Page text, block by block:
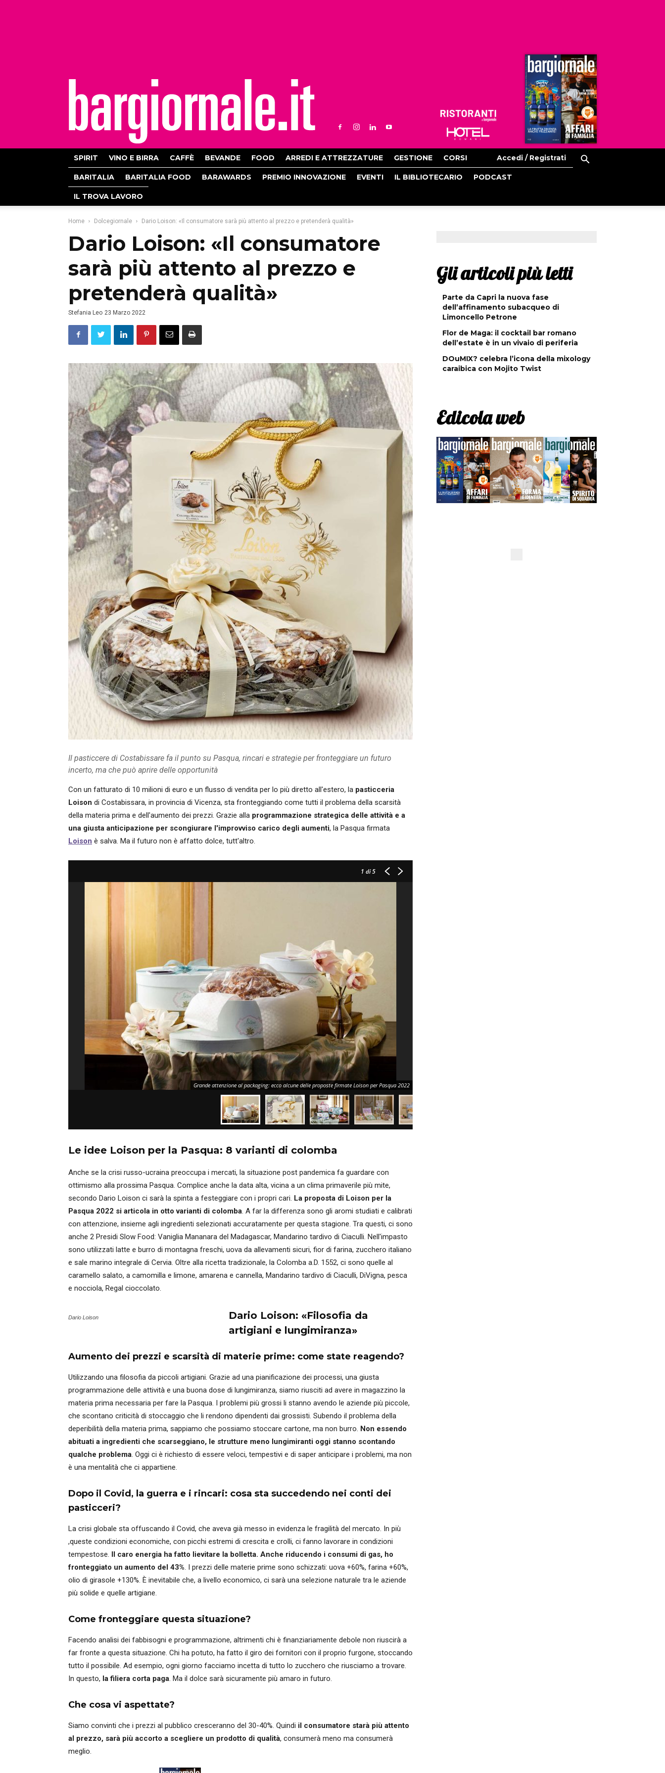
Ristoranti
Hoteldomani
SPIRIT VINO E BIRRA CAFFÈ BEVANDE FOOD ARREDI E ATTREZZATURE GESTIONE CORSI Accedi / Registrati
BARITALIA BARITALIA FOOD BARAWARDS PREMIO INNOVAZIONE EVENTI IL BIBLIOTECARIO PODCAST
IL TROVA LAVORO
Home Dolcegiornale Dario Loison: «Il consumatore sarà più attento al prezzo e pretenderà qualità»
Dario Loison: «Il consumatore
sarà più attento al prezzo e
pretenderà qualità»
Stefania Leo 23 Marzo 2022
Il pasticcere di Costabissare fa il punto su Pasqua, rincari e strategie per fronteggiare un futuro
incerto, ma che può aprire delle opportunità
Con un fatturato di 10 milioni di euro e un flusso di vendita per lo più diretto all'estero, la pasticceria
Loison di Costabissara, in provincia di Vicenza, sta fronteggiando come tutti il problema della scarsità
della materia prima e dell'aumento dei prezzi. Grazie alla programmazione strategica delle attività e a
una giusta anticipazione per scongiurare l'improvviso carico degli aumenti, la Pasqua firmata
Loison è salva. Ma il futuro non è affatto dolce, tutt'altro.
1 di 5
Grande attenzione al packaging: ecco alcune delle proposte firmate Loison per Pasqua 2022
Le idee Loison per la Pasqua: 8 varianti di colomba
Anche se la crisi russo-ucraina preoccupa i mercati, la situazione post pandemica fa guardare con
ottimismo alla prossima Pasqua. Complice anche la data alta, vicina a un clima primaverile più mite,
secondo Dario Loison ci sarà la spinta a festeggiare con i propri cari. La proposta di Loison per la
Pasqua 2022 si articola in otto varianti di colomba. A far la differenza sono gli aromi studiati e calibrati
con attenzione, insieme agli ingredienti selezionati accuratamente per questa stagione. Tra questi, ci sono
anche 2 Presidi Slow Food: Vaniglia Mananara del Madagascar, Mandarino tardivo di Ciaculli. Nell'impasto
sono utilizzati latte e burro di montagna freschi, uova da allevamenti sicuri, fior di farina, zucchero italiano
e sale marino integrale di Cervia. Oltre alla ricetta tradizionale, la Colomba a.D. 1552, ci sono quelle al
caramello salato, a camomilla e limone, amarena e cannella, Mandarino tardivo di Ciaculli, DiVigna, pesca
e nocciola, Regal cioccolato.
Dario Loison
Dario Loison: «Filosofia da
artigiani e lungimiranza»
Aumento dei prezzi e scarsità di materie prime: come state reagendo?
Utilizzando una filosofia da piccoli artigiani. Grazie ad una pianificazione dei processi, una giusta
programmazione delle attività e una buona dose di lungimiranza, siamo riusciti ad avere in magazzino la
materia prima necessaria per fare la Pasqua. I problemi più grossi li stanno avendo le aziende più piccole,
che scontano criticità di stoccaggio che li rendono dipendenti dai grossisti. Subendo il problema della
deperibilità della materia prima, sappiamo che possiamo stoccare cartone, ma non burro. Non essendo
abituati a ingredienti che scarseggiano, le strutture meno lungimiranti oggi stanno scontando
qualche problema. Oggi ci è richiesto di essere veloci, tempestivi e di saper anticipare i problemi, ma non
è una mentalità che ci appartiene.
Dopo il Covid, la guerra e i rincari: cosa sta succedendo nei conti dei
pasticceri?
La crisi globale sta offuscando il Covid, che aveva già messo in evidenza le fragilità del mercato. In più
,queste condizioni economiche, con picchi estremi di crescita e crolli, ci fanno lavorare in condizioni
tempestose. Il caro energia ha fatto lievitare la bolletta. Anche riducendo i consumi di gas, ho
fronteggiato un aumento del 43%. I prezzi delle materie prime sono schizzati: uova +60%, farina +60%,
olio di girasole +130%. È inevitabile che, a livello economico, ci sarà una selezione naturale tra le aziende
più solide e quelle artigiane.
Come fronteggiare questa situazione?
Facendo analisi dei fabbisogni e programmazione, altrimenti chi è finanziariamente debole non riuscirà a
far fronte a questa situazione. Chi ha potuto, ha fatto il giro dei fornitori con il proprio furgone, stoccando
tutto il possibile. Ad esempio, ogni giorno facciamo incetta di tutto lo zucchero che riusciamo a trovare.
In questo, la filiera corta paga. Ma il dolce sarà sicuramente più amaro in futuro.
Che cosa vi aspettate?
Siamo convinti che i prezzi al pubblico cresceranno del 30-40%. Quindi il consumatore starà più attento
al prezzo, sarà più accorto a scegliere un prodotto di qualità, consumerà meno ma consumerà
meglio.
Gli articoli più letti
Parte da Capri la nuova fase
dell’affinamento subacqueo di
Limoncello Petrone
Flor de Maga: il cocktail bar romano
dell’estate è in un vivaio di periferia
DOuMIX? celebra l’icona della mixology
caraibica con Mojito Twist
Edicola web